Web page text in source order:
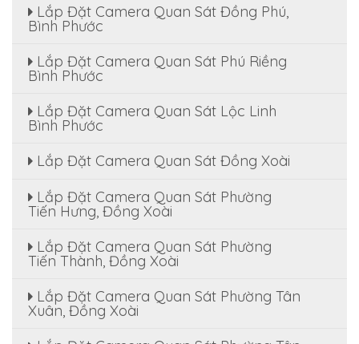
Lắp Đặt Camera Quan Sát Đồng Phú,
Bình Phước
Lắp Đặt Camera Quan Sát Phú Riềng
Bình Phước
Lắp Đặt Camera Quan Sát Lộc Linh
Bình Phước
Lắp Đặt Camera Quan Sát Đồng Xoài
Lắp Đặt Camera Quan Sát Phường
Tiến Hưng, Đồng Xoài
Lắp Đặt Camera Quan Sát Phường
Tiến Thành, Đồng Xoài
Lắp Đặt Camera Quan Sát Phường Tân
Xuân, Đồng Xoài